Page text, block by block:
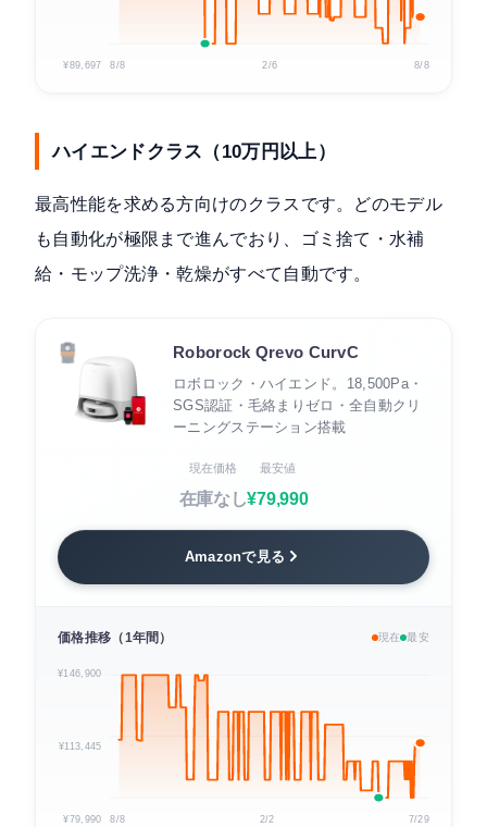
¥89,697 8/8 2/6 8/8
ハイエンドクラス（10万円以上）
最高性能を求める方向けのクラスです。どのモデル
も自動化が極限まで進んでおり、ゴミ捨て・水補
給・モップ洗浄・乾燥がすべて自動です。
Roborock Qrevo CurvC
ロボロック・ハイエンド。18,500Pa・
SGS認証・毛絡まりゼロ・全自動クリ
ーニングステーション搭載
現在価格
在庫なし
最安値
¥79,990
Amazonで見る
価格推移（1年間） 現在 最安
¥146,900
¥113,445
¥79,990 8/8 2/2 7/29